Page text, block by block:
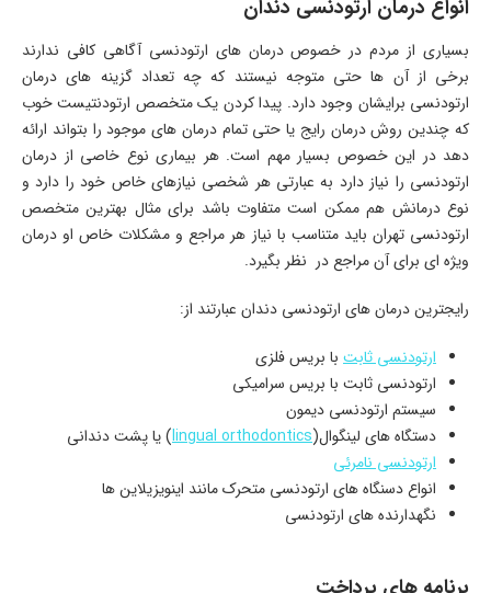
انواع درمان ارتودنسی دندان
بسیاری از مردم در خصوص درمان های ارتودنسی آگاهی کافی ندارند
برخی از آن ها حتی متوجه نیستند که چه تعداد گزینه های درمان
ارتودنسی برایشان وجود دارد. پیدا کردن یک متخصص ارتودنتیست خوب
که چندین روش درمان رایج یا حتی تمام درمان های موجود را بتواند ارائه
دهد در این خصوص بسیار مهم است. هر بیماری نوع خاصی از درمان
ارتودنسی را نیاز دارد به عبارتی هر شخصی نیازهای خاص خود را دارد و
نوع درمانش هم ممکن است متفاوت باشد برای مثال بهترین متخصص
ارتودنسی تهران باید متناسب با نیاز هر مراجع و مشکلات خاص او درمان
ویژه ای برای آن مراجع در نظر بگیرد.
رایجترین درمان های ارتودنسی دندان عبارتند از:
ارتودنسی ثابت با بریس فلزی
ارتودنسی ثابت با بریس سرامیکی
سیستم ارتودنسی دیمون
دستگاه های لینگوال(lingual orthodontics) یا پشت دندانی
ارتودنسی نامرئی
انواع دسنگاه های ارتودنسی متحرک مانند اینویزیلاین ها
نگهدارنده های ارتودنسی